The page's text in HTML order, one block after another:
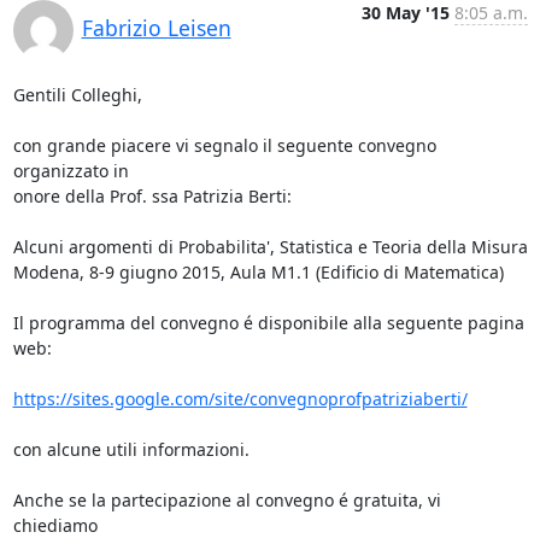
Fabrizio Leisen
30 May '15 8:05 a.m.
Gentili Colleghi,
con grande piacere vi segnalo il seguente convegno
organizzato in
onore della Prof. ssa Patrizia Berti:
Alcuni argomenti di Probabilita', Statistica e Teoria della Misura
Modena, 8-9 giugno 2015, Aula M1.1 (Edificio di Matematica)
Il programma del convegno é disponibile alla seguente pagina
web:
https://sites.google.com/site/convegnoprofpatriziaberti/
con alcune utili informazioni.
Anche se la partecipazione al convegno é gratuita, vi
chiediamo